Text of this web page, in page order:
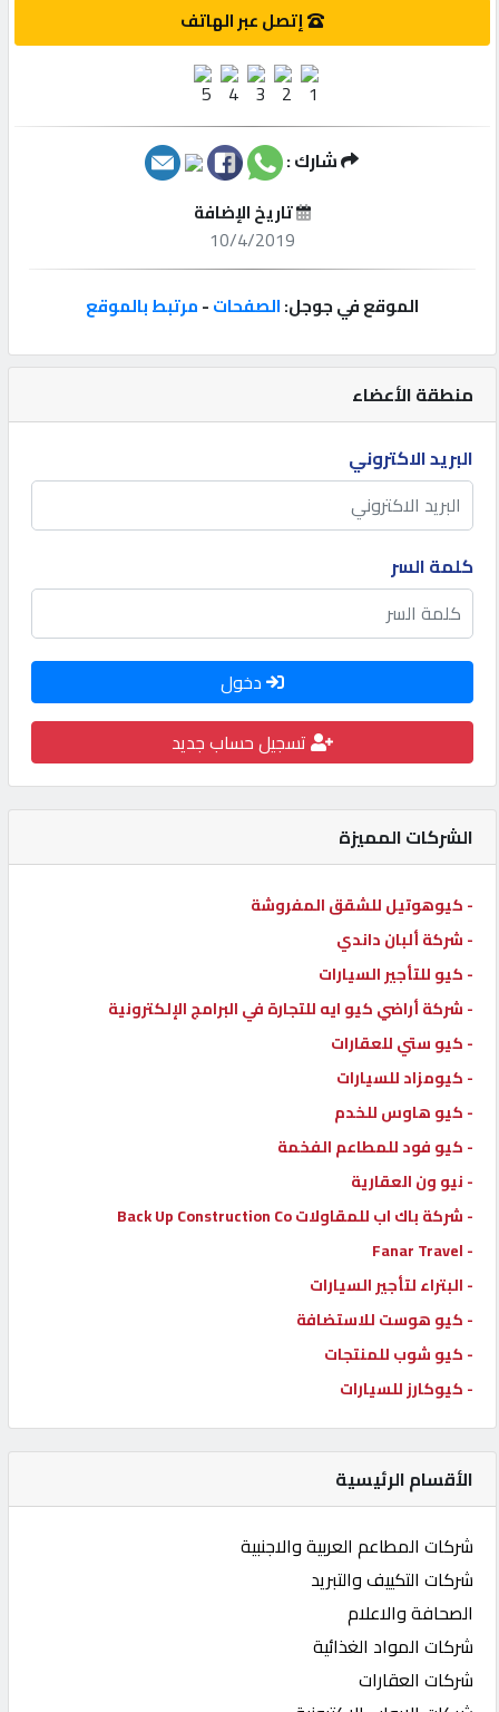
إتصل
إعلانات
المنتدى
كيو
مزاد
كيو
نمبر
كارز
كيو
ماركت
الدليل
القطري
POWERED
QHOST
منطقة الأعضاء
البريد الاكتروني
كلمة السر
دخول
تسجيل حساب جديد
الشركات المميزة
- كيوهوتيل للشقق المفروشة
- شركة ألبان داندي
- كيو للتأجير السيارات
- شركة أراضي كيو ايه للتجارة في البرامج الإلكترونية
- كيو ستي للعقارات
- كيومزاد للسيارات
- كيو هاوس للخدم
- كيو فود للمطاعم الفخمة
- نيو ون العقارية
- شركة باك اب للمقاولات Back Up Construction Co
- Fanar Travel
- البتراء لتأجير السيارات
- كيو هوست للاستضافة
- كيو شوب للمنتجات
- كيوكارز للسيارات
الأقسام الرئيسية
شركات المطاعم العربية والاجنبية
شركات التكييف والتبريد
الصحافة والاعلام
شركات المواد الغذائية
شركات العقارات
إتصل عبر الهاتف
شارك :
تاريخ الإضافة
10/4/2019
الموقع في جوجل:الصفحات-مرتبط بالموقع